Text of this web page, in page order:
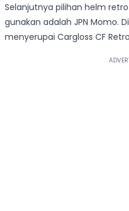
Selanjutnya pilihan helm
gunakan adalah JPN Momo.
menyerupai Cargloss CF